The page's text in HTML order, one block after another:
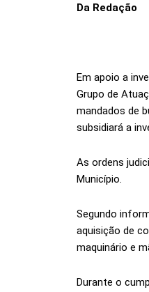
Da Redação
Em apoio a
Grupo de
mandados de
subsidiará a
As ordens
Município.
Segundo
aquisição de
maquinário e
Durante o